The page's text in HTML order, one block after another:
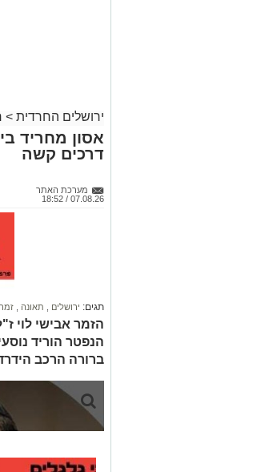
ירושלים החרדית >
אסון מחריד
דרכים קשה
מערכת האתר
07.08.26 / 18:52
תגים: ירושלים תאונה זמר
הזמר אבישי לוי
הנפטר הוריד
ברורה הרכב